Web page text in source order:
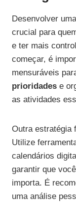
Desenvolver
crucial para
e ter mais
começar, é
mensuráveis
prioridades e
as atividades
Outra estratégia
Utilize
calendários
garantir que
importa. É
uma análise